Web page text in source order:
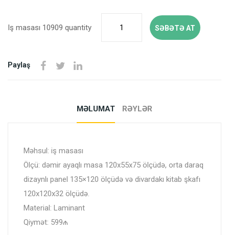
Iş masası 10909 quantity SƏBƏTƏ AT
Paylaş
MƏLUMAT RƏYLƏR
Məhsul: iş masası
Ölçü: dəmir ayaqlı masa 120x55x75 ölçüdə, orta daraq
dizaynlı panel 135×120 ölçüdə və divardakı kitab şkafı
120x120x32 ölçüdə.
Material: Laminant
Qiymət: 599₼